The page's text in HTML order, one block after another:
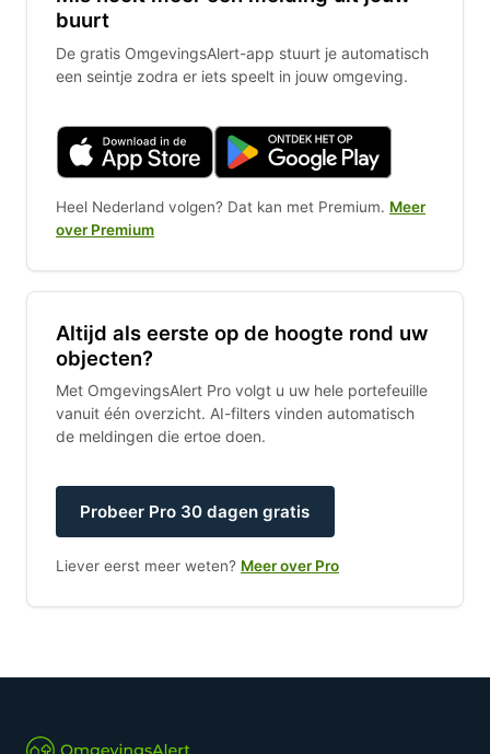
buurt
De gratis OmgevingsAlert-app stuurt je automatisch
een seintje zodra er iets speelt in jouw omgeving.
Heel Nederland volgen? Dat kan met Premium. Meer
over Premium
Altijd als eerste op de hoogte rond uw
objecten?
Met OmgevingsAlert Pro volgt u uw hele portefeuille
vanuit één overzicht. AI-filters vinden automatisch
de meldingen die ertoe doen.
Probeer Pro 30 dagen gratis
Liever eerst meer weten? Meer over Pro